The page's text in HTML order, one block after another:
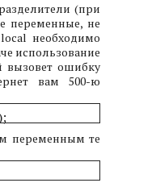
(при
переменные, не
необходимо
использование
вызовет ошибку
вам 500-ю
переменным те